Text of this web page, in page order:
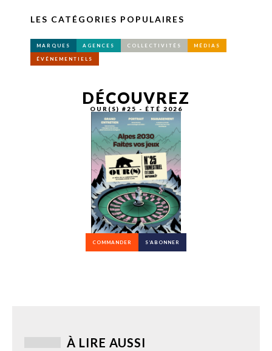
LES CATÉGORIES POPULAIRES
MARQUES AGENCES COLLECTIVITÉS MÉDIAS
ÉVÉNEMENTIELS
DÉCOUVREZ
OUR(S) #25 - ÉTÉ 2026
COMMANDER S’ABONNER
À LIRE AUSSI